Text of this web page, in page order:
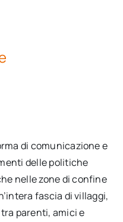
di comunicazione e
delle politiche
nelle zone di confine
fascia di villaggi,
parenti, amici e